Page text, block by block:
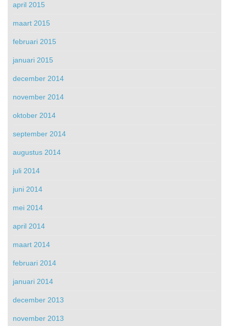
april 2015
maart 2015
februari 2015
januari 2015
december 2014
november 2014
oktober 2014
september 2014
augustus 2014
juli 2014
juni 2014
mei 2014
april 2014
maart 2014
februari 2014
januari 2014
december 2013
november 2013